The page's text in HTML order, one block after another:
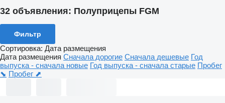
32 объявления: Полуприцепы FGM
Фильтр
Сортировка: Дата размещения
Дата размещения Сначала дорогие Сначала дешевые Год
выпуска - сначала новые Год выпуска - сначала старые Пробег
⬊ Пробег ⬈